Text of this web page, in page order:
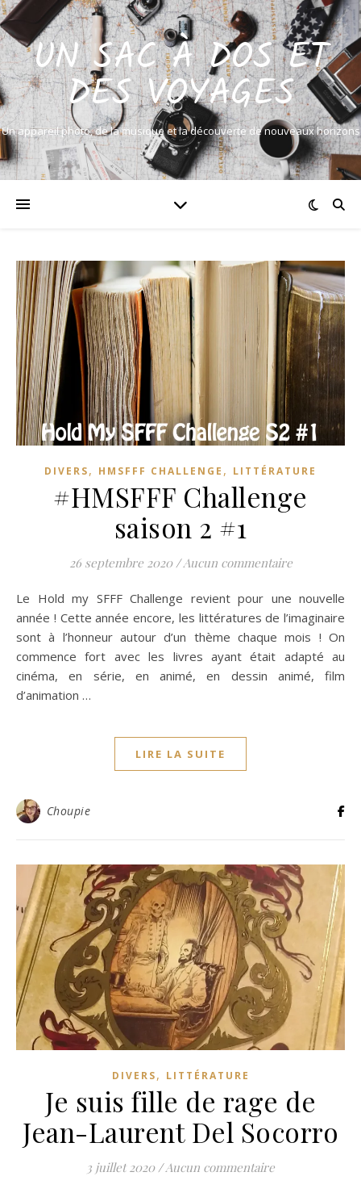
UN SAC À DOS ET
DES VOYAGES
Un appareil photo, de la musique et la découverte de nouveaux horizons
DIVERS, HMSFFF CHALLENGE , LITTÉRATURE
#HMSFFF Challenge
saison 2 #1
26 septembre 2020 /Aucun commentaire
Le Hold my SFFF Challenge revient pour une nouvelle
année ! Cette année encore, les littératures de l’imaginaire
sont à l’honneur autour d’un thème chaque mois ! On
commence fort avec les livres ayant était adapté au
cinéma, en série, en animé, en dessin animé, film
d’animation …
LIRE LA SUITE
Choupie
DIVERS, LITTÉRATURE
Je suis fille de rage de
Jean-Laurent Del Socorro
3 juillet 2020 / Aucun commentaire